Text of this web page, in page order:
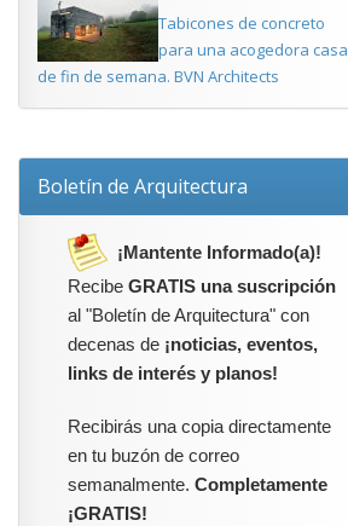
Tabicones de concreto
para una acogedora casa
de fin de semana. BVN Architects
Boletín de Arquitectura
¡Mantente Informado(a)!
Recibe GRATIS una suscripción
al "Boletín de Arquitectura" con
decenas de ¡noticias, eventos,
links de interés y planos!
Recibirás una copia directamente
en tu buzón de correo
semanalmente. Completamente
¡GRATIS!